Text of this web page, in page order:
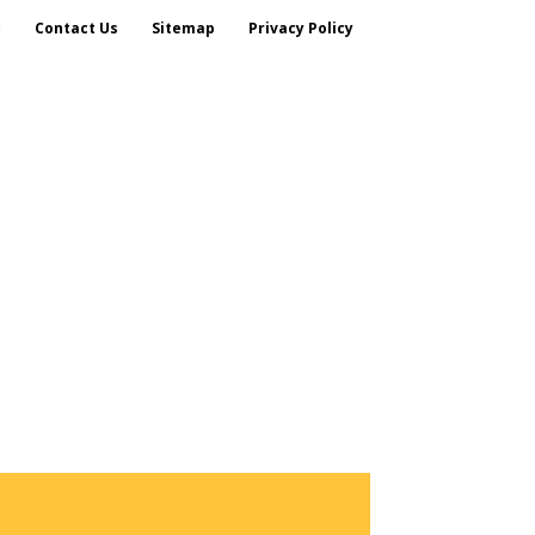
Contact Us Sitemap Privacy Policy